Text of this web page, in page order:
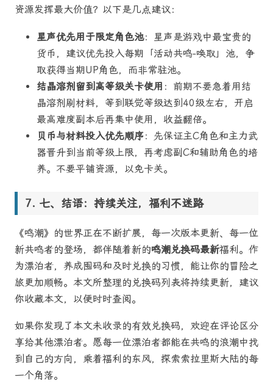
资源发挥最大价值？以下是几点建议：
星声优先用于限定角色池：星声是游戏中最宝贵的
货币，建议优先投入每期「活动共鸣-唤取」池，争
取获得当期UP角色，而非常驻池。
结晶溶剂留到高等级关卡使用 ：前期不要急着用结
晶溶剂刷材料，等到联觉等级达到40级左右，开启
最高难度副本后再集中使用，收益翻倍。
贝币与材料投入优先顺序：先保证主C角色和主力武
器晋升到当前等级上限，再考虑副C和辅助角色的培
养。不要平铺资源，以免卡关。
七、结语：持续关注，福利不迷路
《鸣潮》的世界正在不断扩展，每一次版本更新、每一位
新共鸣者的登场，都伴随着新的鸣潮兑换码最新福利。作
为漂泊者，养成囤码和及时兑换的习惯，能让你的冒险之
旅更加顺畅。本文所整理的兑换码列表将持续更新，建议
你收藏本文，以便时时查阅。
如果你发现了本文未收录的有效兑换码，欢迎在评论区分
享给其他漂泊者。愿每一位漂泊者都能在共鸣的浪潮中找
到自己的方向，乘着福利的东风，探索索拉里斯大陆的每
一个角落。